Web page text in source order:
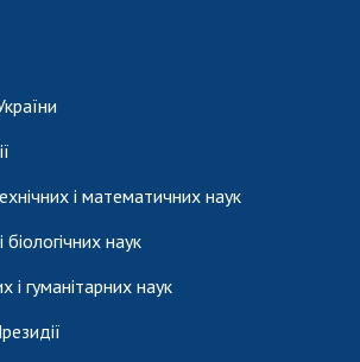
і математичних наук
біологічних наук
і гуманітарних наук